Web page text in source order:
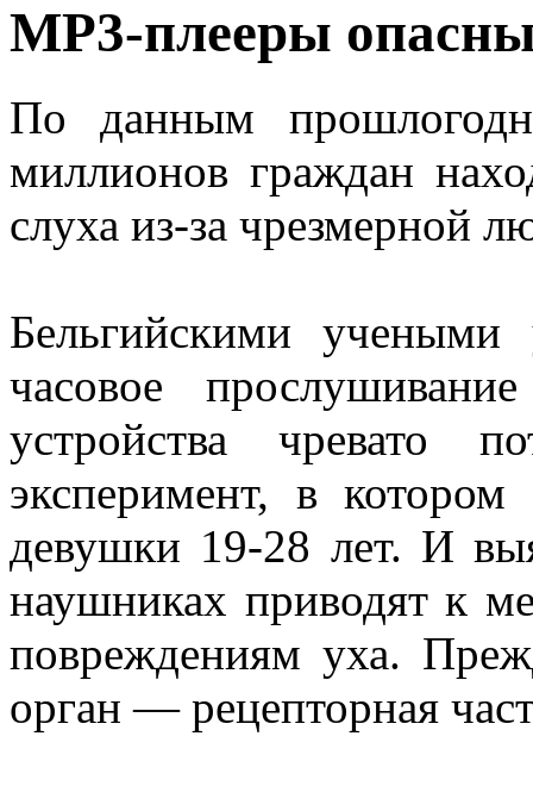
МР3-плееры опасны
По данным
миллионов граждан
слуха из-за чрезмерной
Бельгийскими учеными
часовое
устройства чревато
эксперимент, в
девушки 19-28 лет. И
наушниках приводят к
повреждениям уха.
орган — рецепторная